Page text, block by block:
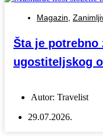
Magazin,
Šta je potrebno
ugostiteljskog
Autor: Travelist
29.07.2026.